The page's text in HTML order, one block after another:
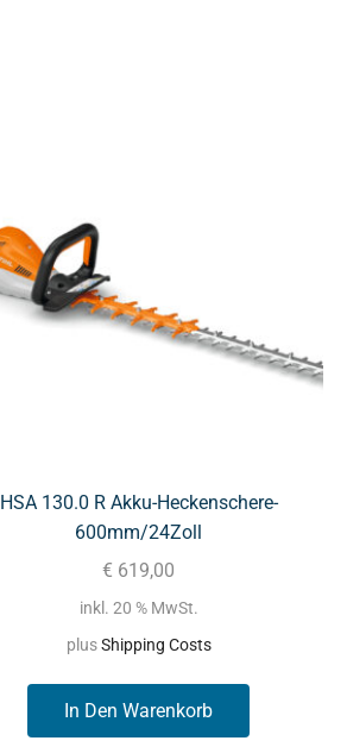
HSA 130.0 R Akku-Heckenschere-
600mm/24Zoll
€ 619,00
inkl. 20 % MwSt.
plusShipping Costs
In Den Warenkorb